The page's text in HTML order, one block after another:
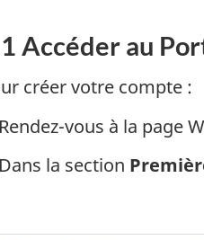
Accéder au
créer votre compte :
vous à la page
la section